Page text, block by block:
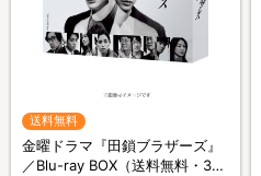
送料無料
金曜ドラマ『田鎖ブラザーズ』
／Blu-ray BOX（送料無料・3枚